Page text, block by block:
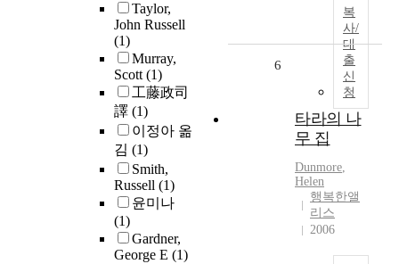
Taylor,
John Russell
(1)
Murray,
Scott(1)
工藤政司
譯 (1)
이정아 옮
김 (1)
Smith,
Russell (1)
윤미나
(1)
Gardner,
George E (1)
복
사/
대
출
신
청
6
타라의 나
무 집
Dunmore,
Helen
행복한앨
리스
2006